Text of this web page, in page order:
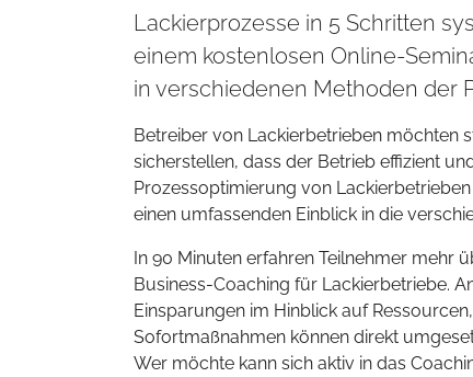
Lackierprozesse in 5 Schritten
einem kostenlosen Online-
in verschiedenen Methoden der
Betreiber von Lackierbetrieben möchten
sicherstellen, dass der Betrieb effizient
Prozessoptimierung von
einen umfassenden Einblick in die
In 90 Minuten erfahren Teilnehmer mehr
Business-Coaching für Lackierbetriebe.
Einsparungen im Hinblick auf
Sofortmaßnahmen können direkt
Wer möchte kann sich aktiv in das